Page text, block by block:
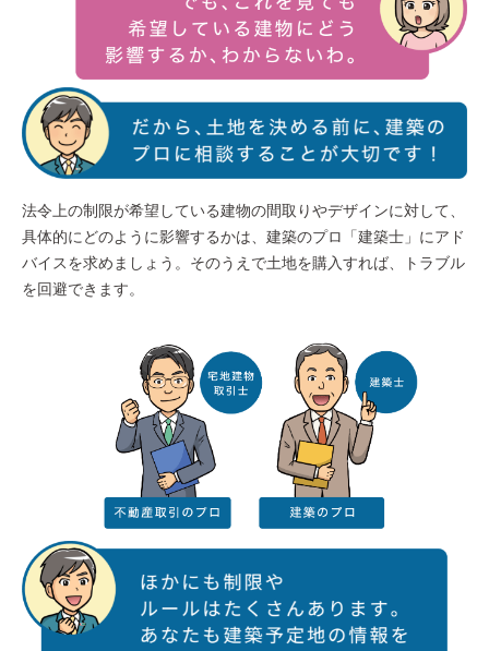
法令上の制限が希望している建物の間取りやデザインに対して、
具体的にどのように影響するかは、建築のプロ「建築士」にアド
バイスを求めましょう。そのうえで土地を購入すれば、トラブル
を回避できます。